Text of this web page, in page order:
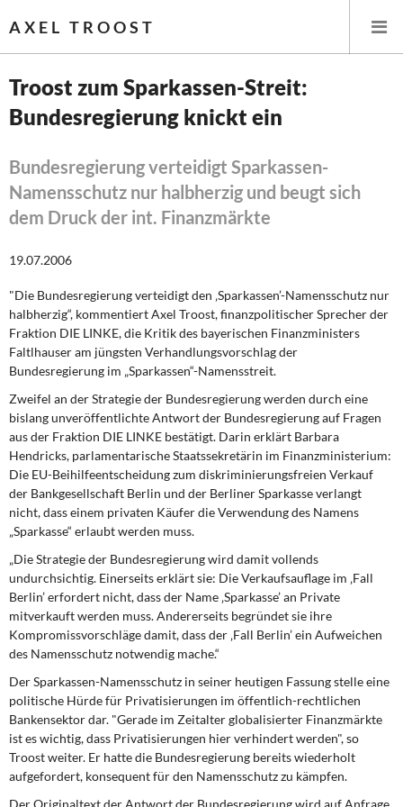
AXEL TROOST
Startseite
Themen
Memo-Gruppe
Institut Solidarische Moderne
Rosa-Luxemburg-Stiftung
Über mich
Troost zum Sparkassen-Streit:
Bundesregierung knickt ein
Bundesregierung verteidigt Sparkassen-
Namensschutz nur halbherzig und beugt sich
dem Druck der int. Finanzmärkte
19.07.2006
"Die Bundesregierung verteidigt den ‚Sparkassen’-Namensschutz nur
halbherzig“, kommentiertAxel Troost,finanzpolitischer Sprecher der
Fraktion DIE LINKE, die Kritik des bayerischen Finanzministers
Faltlhauser am jüngsten Verhandlungsvorschlag der
Bundesregierung im „Sparkassen“-Namensstreit.
Zweifel an der Strategie der Bundesregierung werden durch eine
bislang unveröffentlichte Antwort der Bundesregierung auf Fragen
aus der Fraktion DIE LINKE bestätigt. Darin erklärt Barbara
Hendricks, parlamentarische Staatssekretärin im Finanzministerium:
Die EU-Beihilfeentscheidung zum diskriminierungsfreien Verkauf
der Bankgesellschaft Berlin und der Berliner Sparkasse verlangt
nicht, dass einem privaten Käufer die Verwendung des Namens
„Sparkasse“ erlaubt werden muss.
„Die Strategie der Bundesregierung wird damit vollends
undurchsichtig. Einerseits erklärt sie: Die Verkaufsauflage im ‚Fall
Berlin’ erfordert nicht, dass der Name ‚Sparkasse’ an Private
mitverkauft werden muss. Andererseits begründet sie ihre
Kompromissvorschläge damit, dass der ‚Fall Berlin’ ein Aufweichen
des Namensschutz notwendig mache.“
Der Sparkassen-Namensschutz in seiner heutigen Fassung stelle eine
politische Hürde für Privatisierungen im öffentlich-rechtlichen
Bankensektor dar. "Gerade im Zeitalter globalisierter Finanzmärkte
ist es wichtig, dass Privatisierungen hier verhindert werden", so
Troost weiter. Er hatte die Bundesregierung bereits wiederholt
aufgefordert, konsequent für den Namensschutz zu kämpfen.
Der Originaltext der Antwort der Bundesregierung wird auf Anfrage